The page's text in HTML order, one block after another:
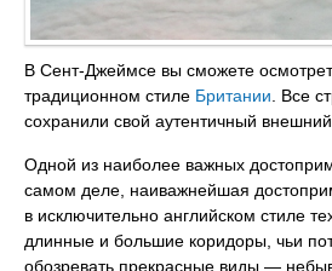
В Сент-Джеймсе вы сможете
традиционном стиле Британии. Все
сохранили свой аутентичный
Одной из наиболее важных
самом деле, наиважнейшая
в исключительно английском стиле
длинные и большие коридоры, чьи
обозревать прекрасные виды —